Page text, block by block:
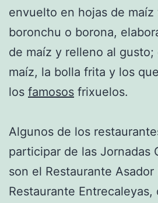
envuelto en hojas de
boronchu o borona,
de maíz y relleno al gusto;
maíz, la bolla frita y los
los famosos frixuelos.
Algunos de los
participar de las Jornadas
son el Restaurante Asador
Restaurante Entrecaleyas,